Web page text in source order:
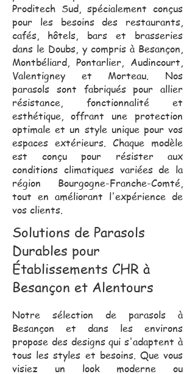
Proditech Sud, spécialement conçus
pour les besoins des restaurants,
cafés, hôtels, bars et brasseries
dans le Doubs, y compris à Besançon,
Montbéliard, Pontarlier, Audincourt,
Valentigney et Morteau. Nos
parasols sont fabriqués pour allier
résistance, fonctionnalité et
esthétique, offrant une protection
optimale et un style unique pour vos
espaces extérieurs. Chaque modèle
est conçu pour résister aux
conditions climatiques variées de la
région Bourgogne-Franche-Comté,
tout en améliorant l'expérience de
vos clients.
Solutions de Parasols
Durables pour
Établissements CHR à
Besançon et Alentours
Notre sélection de parasols à
Besançon et dans les environs
propose des designs qui s'adaptent à
tous les styles et besoins. Que vous
visiez un look moderne ou